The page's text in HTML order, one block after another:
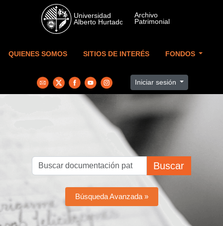
Skip to main content
QUIENES SOMOS SITIOS DE INTERÉS FONDOS
Iniciar sesión
Buscar
Búsqueda Avanzada »